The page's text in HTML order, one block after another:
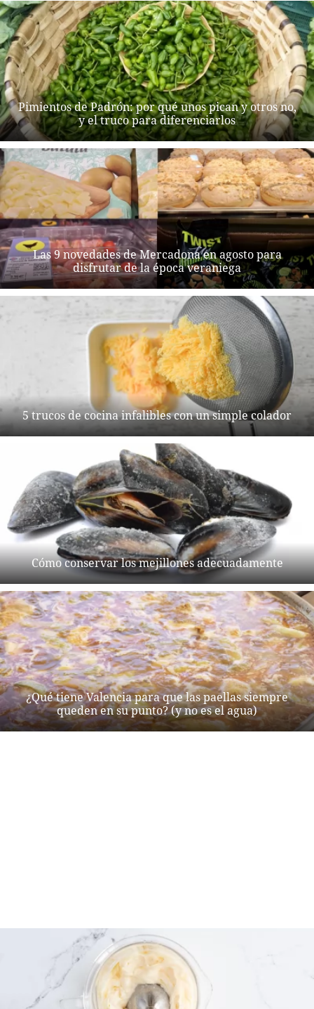
Pimientos de Padrón: por qué unos pican y otros no,
y el truco para diferenciarlos
Las 9 novedades de Mercadona en agosto para
disfrutar de la época veraniega
5 trucos de cocina infalibles con un simple colador
Cómo conservar los mejillones adecuadamente
¿Qué tiene Valencia para que las paellas siempre
queden en su punto? (y no es el agua)